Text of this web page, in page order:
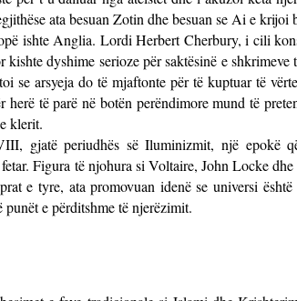
ata besuan Zotin dhe besuan se Ai e krijoi
ishte Anglia. Lordi Herbert Cherbury, i cili
kishte dyshime serioze për saktësinë e
se arsyeja do të mjaftonte për të kuptuar të
herë të parë në botën perëndimore mund të
klerit.
gjatë periudhës së Iluminizmit, një epokë
Figura të njohura si Voltaire, John Locke
e tyre, ata promovuan idenë se universi
e përditshme të njerëzimit.